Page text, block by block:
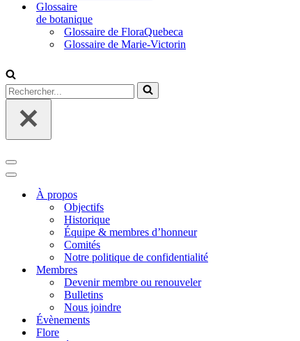
Glossaire
de botanique
Glossaire de FloraQuebeca
Glossaire de Marie-Victorin
Rechercher...
Menu
de
navigation
Menu
navigationÀ propos
Objectifs
Historique
Équipe & membres d’honneur
Comités
Notre politique de confidentialité
Membres
Devenir membre ou renouveler
Bulletins
Nous joindre
Évènements
Flore